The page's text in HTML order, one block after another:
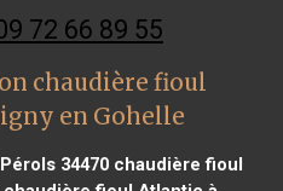
72 66 89 55
chaudière fioul
en Gohelle
34470chaudière fioul